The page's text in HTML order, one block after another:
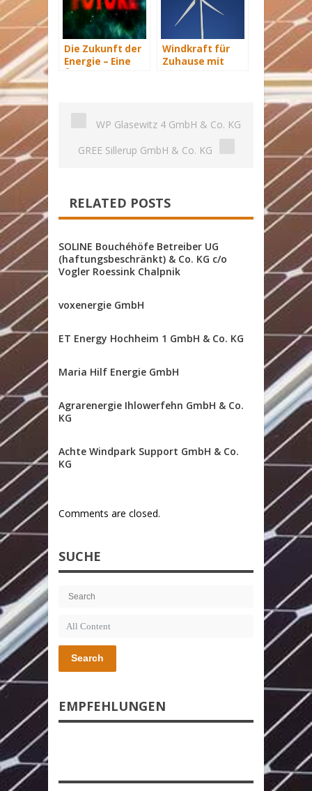
Die Zukunft der
Energie – Eine
Windkraft für
Zuhause mit
WP Glasewitz 4 GmbH & Co. KG
GREE Sillerup GmbH & Co. KG
RELATED POSTS
SOLINE Bouchéhöfe Betreiber UG
(haftungsbeschränkt) & Co. KG c/o
Vogler Roessink Chalpnik
voxenergie GmbH
ET Energy Hochheim 1 GmbH & Co. KG
Maria Hilf Energie GmbH
Agrarenergie Ihlowerfehn GmbH & Co.
KG
Achte Windpark Support GmbH & Co.
KG
Comments are closed.
SUCHE
Search
EMPFEHLUNGEN